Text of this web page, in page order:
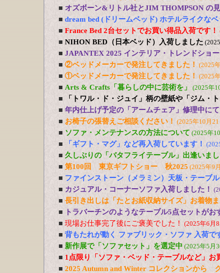
■ オズボーン&リトル社とJIM THOMPSON の
■ dream bed (ドリームベッド) ホテルライクな
■ France Bed 2台セットでお買い得品入荷です！
■ NIHON BED（日本ベッド）入荷しました
■ JAPANTEX 2025 インテリア・トレンドショー
■ ②ベッドメーカーで発注してきました！ (2025
■ ①ベッドメーカーで発注してきました！ (2025
■ Arts & Crafts「暮らしの中に芸術を」 (2025年
■
「トワル・ド・ジュイ」柄の壁紙や「ジム・
■ 年内仕上げ予定の「アームチェア」修理中にて
■ お椅子の張替えご相談ください！ (2025年10月
■ ソファ・メンテナンスの方法について (2025年
■ 「ギフト・マグ」など再入荷しています！
■ 久しぶりの「バタフライテーブル」出逢いま
■ 第100回 東京ギフトショー 秋2025 (2025年9
■ ファインストーン（メラミン）天板・テーブ
■ カジュアル・コーナーソファ入荷しました！
■ 長引き出しは「たとお紙収納サイズ」お着物
■
トラバーチンのようなテーブル5点セットが
■ 現場お仕事完了後にご褒美でした！ (2025年6月
■ 背もたれが動く ファブリック・ソファ 入荷で
■ 新作展で「ソファセット」を選定中 (2025年5月
■ 1点限り「ソファ・ベッド・テーブルなど」お
■ 2025 Autumn and Winter コレクションから